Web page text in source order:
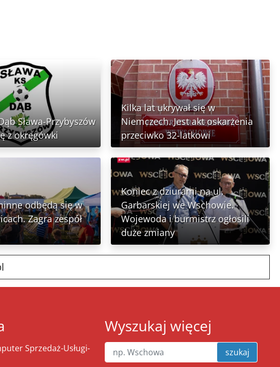
Sława-Przybyszów
z okręgówki
Kilka lat ukrywał się w
Niemczech. Jest akt oskarżenia
przeciwko 32-latkowi
odbędą się w
Zagra zespół
Koniec z dziurami na ul.
Garbarskiej we Wschowie.
Wojewoda i burmistrz ogłosili
duże zmiany
Sprzedaż-Usługi-
Wyszukaj więcej
szukaj